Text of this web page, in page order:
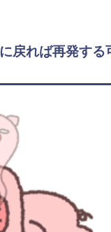
戻れば再発する